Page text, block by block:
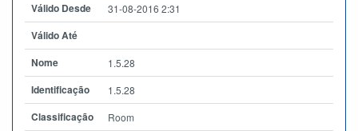
Válido Desde 31-08-2016 2:31
Válido Até
Nome
1.5.28
Identificação 1.5.28
Classificação Room